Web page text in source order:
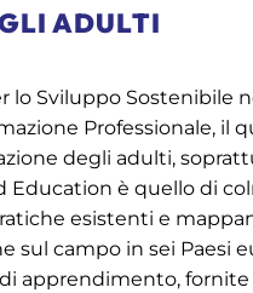
ADULTI
lo Sviluppo
Professionale,
degli adulti,
è quello di
esistenti e
campo in sei
apprendimento,